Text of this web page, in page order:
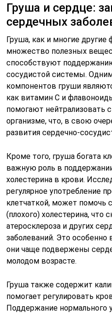
Груша и сердце:
сердечных
Груша, как и многие
множество полезных
способствуют
сосудистой системы.
компонентов груши
как витамин C и
помогают нейтрализовать
организме, что, в свою
развития сердечно-
Кроме того, груша богата
важную роль в
холестерина в крови.
регулярное употребление
клетчаткой, может помочь
(плохого) холестерина, что
атеросклероза и других
заболеваний. Это
они чаще подвержены
молодом возрасте.
Груша также содержит
помогает регулировать
Поддержание нормального